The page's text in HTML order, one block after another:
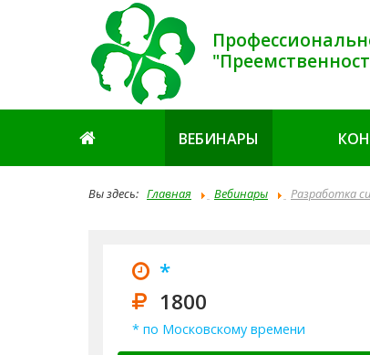
ВЕБИНАРЫ
Вы здесь: Главная Вебинары Разработка
*
1800
* по Московскому времени